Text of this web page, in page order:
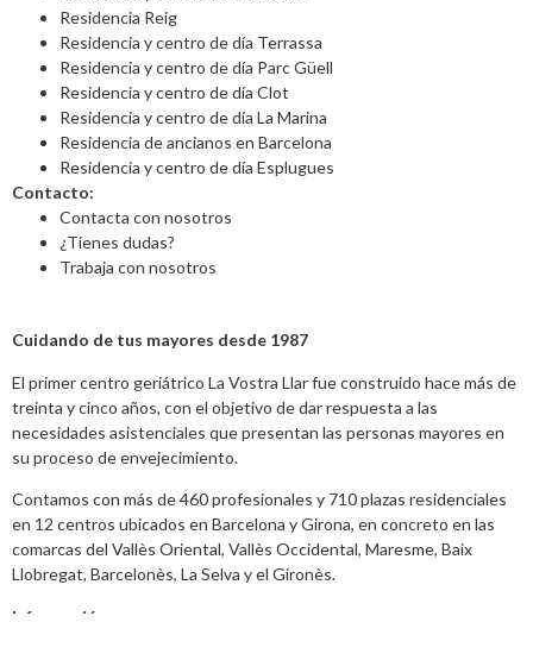
Residencia Reig
Residencia y centro de día Terrassa
Residencia y centro de día Parc Güell
Residencia y centro de día Clot
Residencia y centro de día La Marina
Residencia de ancianos en Barcelona
Residencia y centro de día Esplugues
Contacto:
Contacta con nosotros
¿Tienes dudas?
Trabaja con nosotros
Cuidando de tus mayores desde 1987
El primer centro geriátrico La Vostra Llar fue construido hace más de
treinta y cinco años, con el objetivo de dar respuesta a las
necesidades asistenciales que presentan las personas mayores en
su proceso de envejecimiento.
Contamos con más de 460 profesionales y 710 plazas residenciales
en 12 centros ubicados en Barcelona y Girona, en concreto en las
comarcas del Vallès Oriental, Vallès Occidental, Maresme, Baix
Llobregat, Barcelonès, La Selva y el Gironès.
Información